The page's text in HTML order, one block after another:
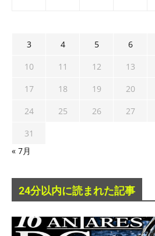
3
4 5 6
10
11 12 13
17
18 19 20
24
25 26 27
31
« 7月
24分以内に読まれた記事